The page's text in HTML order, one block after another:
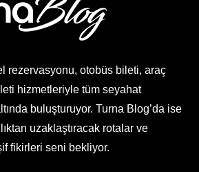
rezervasyonu, otobüs bileti, araç
hizmetleriyle tüm seyahat
buluşturuyor. Turna Blog’da ise
uzaklaştıracak rotalar ve
fikirleri seni bekliyor.